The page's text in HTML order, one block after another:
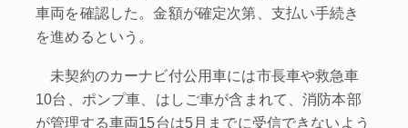
車両を確認した。金額が確定次第、支払い手続き
を進めるという。
未契約のカーナビ付公用車には市長車や救急車
10台、ポンプ車、はしご車が含まれて、消防本部
が管理する車両15台は5月までに受信できないよう